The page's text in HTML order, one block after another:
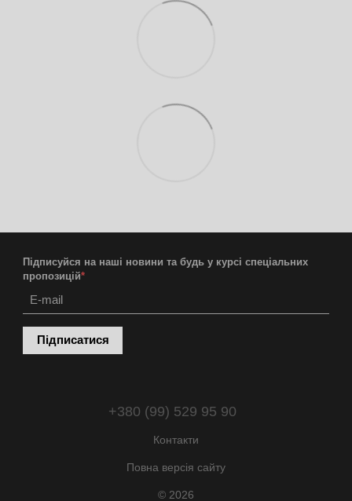
Підписуйся на наші новини та будь у курсі спеціальних
пропозицій*
Підписатися
+380 (99) 529 95 90
Контакти
Повна версія сайту
© 2026